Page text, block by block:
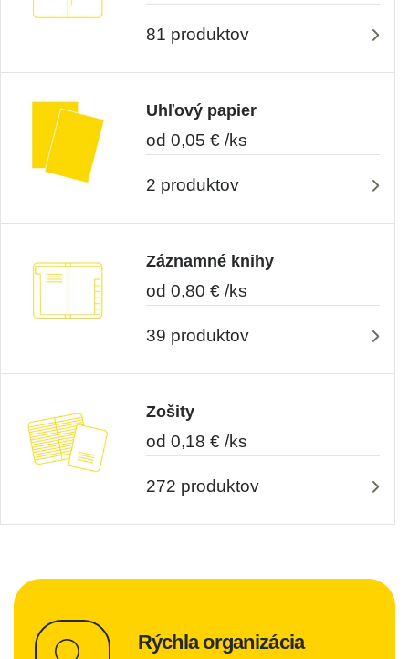
81 produktov
Uhľový papier
od 0,05 € /ks
2 produktov
Záznamné knihy
od 0,80 € /ks
39 produktov
Zošity
od 0,18 € /ks
272 produktov
Rýchla organizácia